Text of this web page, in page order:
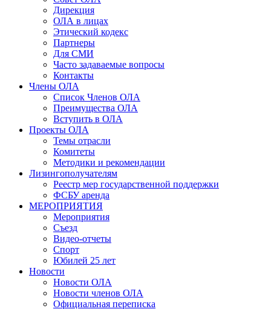
Дирекция
ОЛА в лицах
Этический кодекс
Партнеры
Для СМИ
Часто задаваемые вопросы
Контакты
Члены ОЛА
Список Членов ОЛА
Преимущества ОЛА
Вступить в ОЛА
Проекты ОЛА
Темы отрасли
Комитеты
Методики и рекомендации
Лизингополучателям
Реестр мер государственной поддержки
ФСБУ аренда
МЕРОПРИЯТИЯ
Мероприятия
Съезд
Видео-отчеты
Спорт
Юбилей 25 лет
Новости
Новости ОЛА
Новости членов ОЛА
Официальная переписка